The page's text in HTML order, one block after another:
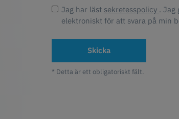
Jag har läst sekretesspolicy . Jag
elektroniskt för att svara på min
Skicka
* Detta är ett obligatoriskt fält.